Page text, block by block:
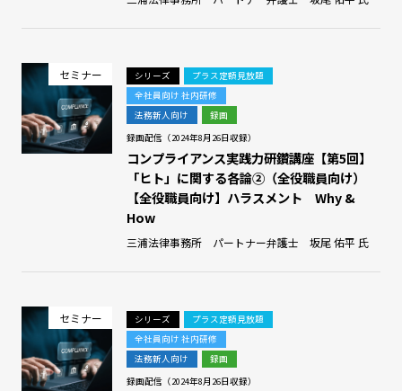
セミナー シリーズ
プラス定額見放題
全社員向け 社内研修
法務新人向け
録画
録画配信（2024年8月26日収録）
コンプライアンス実践力研鑽講座【第5回】
「ヒト」に関する各論➁（全役職員向け）
【全役職員向け】ハラスメント Why &
How
三浦法律事務所 パートナー弁護士 坂尾 佑平 氏
セミナー シリーズ
プラス定額見放題
全社員向け 社内研修
法務新人向け
録画
録画配信（2024年8月26日収録）